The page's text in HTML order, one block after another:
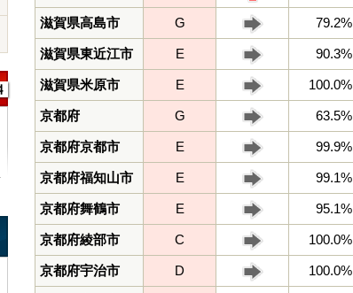
滋賀県高島市 G 79.2%
滋賀県東近江市 E 90.3%
滋賀県米原市 E 100.0%
京都府 G 63.5%
京都府京都市 E 99.9%
京都府福知山市 E 99.1%
京都府舞鶴市 E 95.1%
京都府綾部市 C 100.0%
京都府宇治市 D 100.0%